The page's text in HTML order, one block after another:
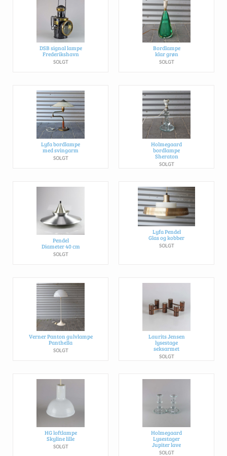
DSB signal lampe
Frederikshavn
SOLGT
Bordlampe
klar grøn
SOLGT
Lyfa bordlampe
med svingarm
SOLGT
Holmegaard
bordlampe
Sheraton
SOLGT
Pendel
Diameter 40 cm
SOLGT
Lyfa Pendel
Glas og kobber
SOLGT
Verner Panton gulvlampe
Panthella
SOLGT
Laurits Jensen
lysestage
seksarmet
SOLGT
HG loftlampe
Skyline lille
SOLGT
Holmegaard
Lysestager
Jupiter lave
SOLGT